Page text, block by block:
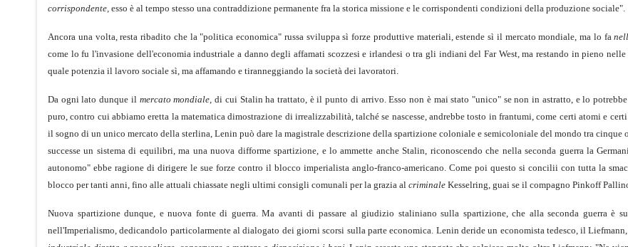
corrispondente, esso è al tempo stesso una contraddizione permanente fra la storica missione e le corrispondenti condizioni della produzione sociale".
Ancora una volta, resta ribadito che la "politica economica" russa sviluppa sì forze produttive materiali, estende sì il mercato mondiale, ma lo fa
come lo fu l'invasione dell'economia industriale a danno degli affamati scozzesi e irlandesi o tra gli indiani del Far West, ma restando in pieno
quale potenzia il lavoro sociale sì, ma affamando e tiranneggiando la società dei lavoratori.
Da ogni lato dunque il mercato mondiale , di cui Stalin ha trattato, è il punto di arrivo. Esso non è mai stato "unico" se non in astratto, e lo
puro, contro cui abbiamo eretta la matematica dimostrazione di irrealizzabilità, talché se nascesse, andrebbe tosto in frantumi, come certi atomi e
il sogno di un unico mercato della sterlina, Lenin può dare la magistrale descrizione della spartizione coloniale e semicoloniale del mondo tra
successe un sistema di equilibri, ma una nuova difforme spartizione, e lo ammette anche Stalin, riconoscendo che nella seconda guerra la
autonomo" ebbe ragione di dirigere le sue forze contro il blocco imperialista anglo-franco-americano. Come poi questo si concilii con tutta la
blocco per tanti anni, fino alle attuali chiassate negli ultimi consigli comunali per la grazia al criminale Kesselring, guai se il compagno Pinkoff
Nuova spartizione dunque, e nuova fonte di guerra. Ma avanti di passare al giudizio staliniano sulla spartizione, che alla seconda guerra è
nell'Imperialismo, dedicandolo particolarmente al dialogato dei giorni scorsi sulla parte economica. Lenin deride un economista tedesco, il